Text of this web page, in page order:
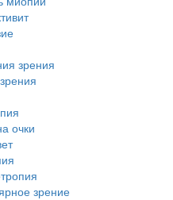
зрения
очки
зрение